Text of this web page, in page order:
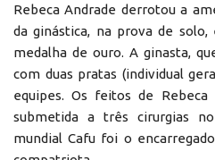
Rebeca Andrade derrotou a
da ginástica, na prova de
medalha de ouro. A ginasta,
com duas pratas (individual
equipes. Os feitos de
submetida a três cirurgias
mundial Cafu foi o